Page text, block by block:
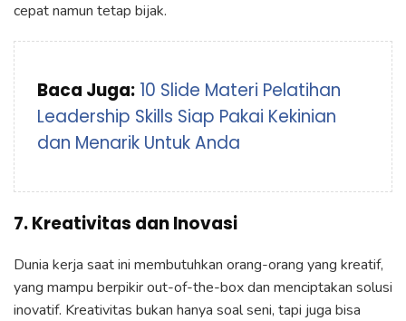
cepat namun tetap bijak.
Baca Juga: 10 Slide Materi Pelatihan
Leadership Skills Siap Pakai Kekinian
dan Menarik Untuk Anda
7. Kreativitas dan Inovasi
Dunia kerja saat ini membutuhkan orang-orang yang kreatif,
yang mampu berpikir out-of-the-box dan menciptakan solusi
inovatif. Kreativitas bukan hanya soal seni, tapi juga bisa